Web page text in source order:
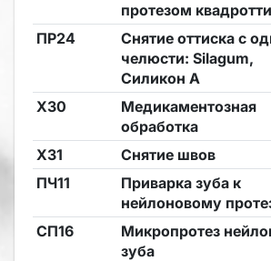
протезом квадротти
ПР24
Снятие оттиска с
челюсти: Silagum,
Силикон А
Х30
Медикаментозная
обработка
Х31 Снятие швов
ПЧ11
Приварка зуба к
нейлоновому
СП16
Микропротез
зуба